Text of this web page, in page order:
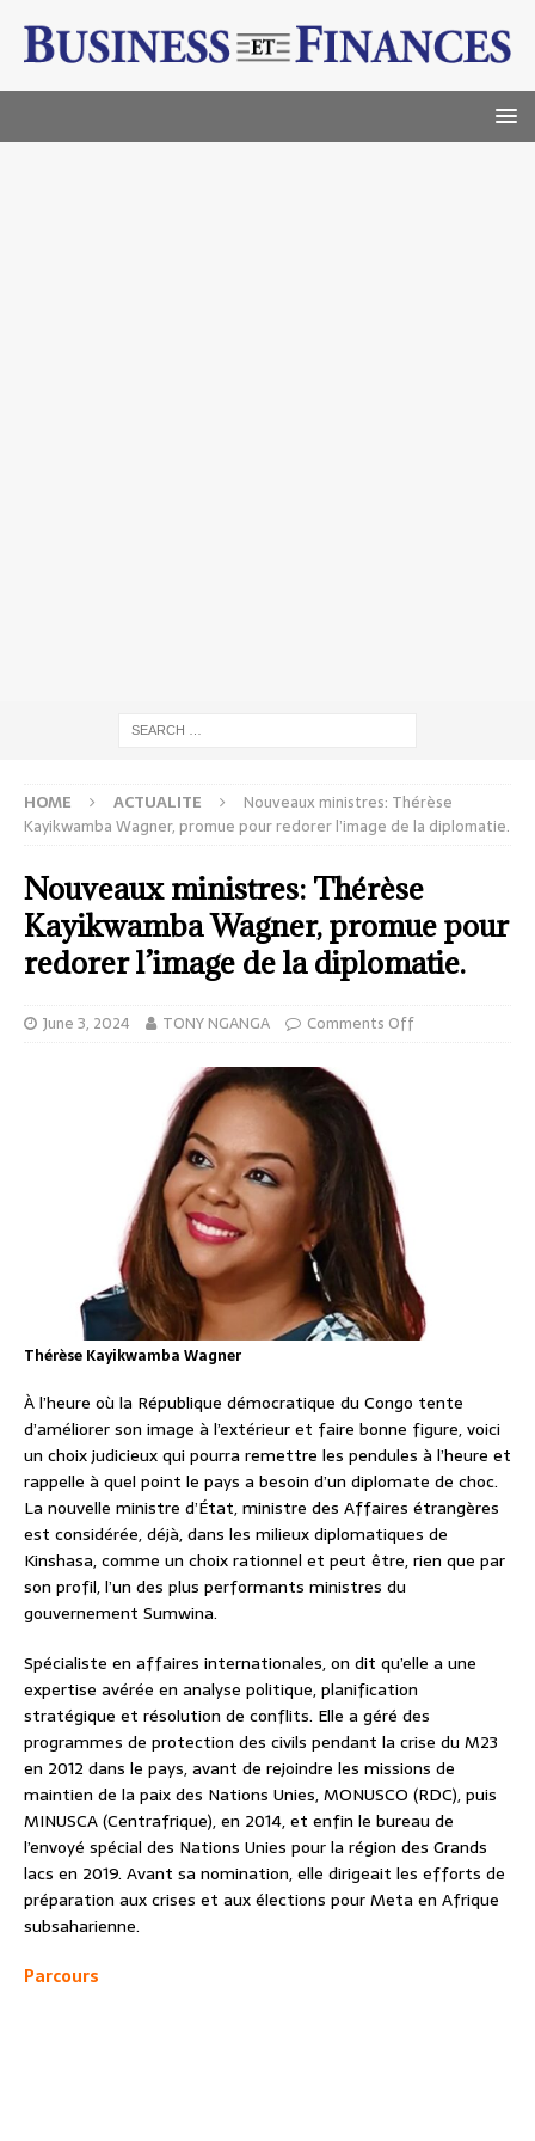
HOME ACTUALITE
Nouveaux ministres: Thérèse
Kayikwamba Wagner, promue pour redorer l’image de la diplomatie.
Nouveaux ministres: Thérèse
Kayikwamba Wagner, promue pour
redorer l’image de la diplomatie.
June 3, 2024 TONY NGANGA Comments Off
Thérèse Kayikwamba Wagner
À l’heure où la République démocratique du Congo tente
d’améliorer son image à l’extérieur et faire bonne figure, voici
un choix judicieux qui pourra remettre les pendules à l’heure et
rappelle à quel point le pays a besoin d’un diplomate de choc.
La nouvelle ministre d’État, ministre des Affaires étrangères
est considérée, déjà, dans les milieux diplomatiques de
Kinshasa, comme un choix rationnel et peut être, rien que par
son profil, l’un des plus performants ministres du
gouvernement Sumwina.
Spécialiste en affaires internationales, on dit qu’elle a une
expertise avérée en analyse politique, planification
stratégique et résolution de conflits. Elle a géré des
programmes de protection des civils pendant la crise du M23
en 2012 dans le pays, avant de rejoindre les missions de
maintien de la paix des Nations Unies, MONUSCO (RDC), puis
MINUSCA (Centrafrique), en 2014, et enfin le bureau de
l’envoyé spécial des Nations Unies pour la région des Grands
lacs en 2019. Avant sa nomination, elle dirigeait les efforts de
préparation aux crises et aux élections pour Meta en Afrique
subsaharienne.
Parcours